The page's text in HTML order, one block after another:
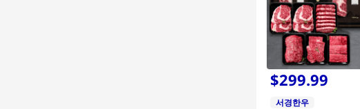
$299.99
서경한우